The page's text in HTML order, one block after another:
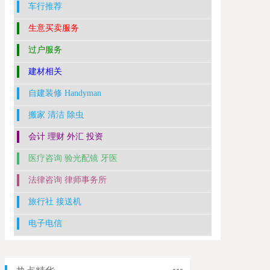
车行推荐
生意买卖服务
过户服务
建材相关
自建装修 Handyman
搬家 清洁 除虫
会计 理财 外汇 投资
医疗咨询 验光配镜 牙医
法律咨询 律师事务所
旅行社 接送机
电子电信